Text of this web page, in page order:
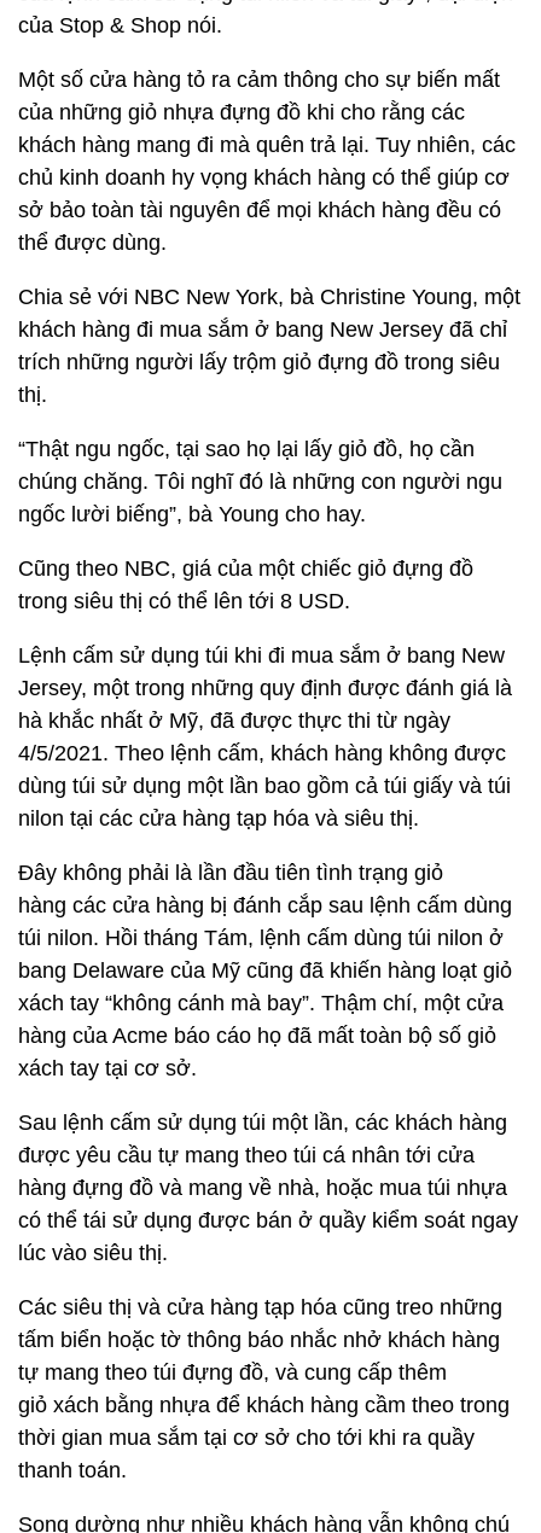
của Stop & Shop nói.
Một số cửa hàng tỏ ra cảm thông cho sự biến mất
của những giỏ nhựa đựng đồ khi cho rằng các
khách hàng mang đi mà quên trả lại. Tuy nhiên, các
chủ kinh doanh hy vọng khách hàng có thể giúp cơ
sở bảo toàn tài nguyên để mọi khách hàng đều có
thể được dùng.
Chia sẻ với NBC New York, bà Christine Young, một
khách hàng đi mua sắm ở bang New Jersey đã chỉ
trích những người lấy trộm giỏ đựng đồ trong siêu
thị.
“Thật ngu ngốc, tại sao họ lại lấy giỏ đồ, họ cần
chúng chăng. Tôi nghĩ đó là những con người ngu
ngốc lười biếng”, bà Young cho hay.
Cũng theo NBC, giá của một chiếc giỏ đựng đồ
trong siêu thị có thể lên tới 8 USD.
Lệnh cấm sử dụng túi khi đi mua sắm ở bang New
Jersey, một trong những quy định được đánh giá là
hà khắc nhất ở Mỹ, đã được thực thi từ ngày
4/5/2021. Theo lệnh cấm, khách hàng không được
dùng túi sử dụng một lần bao gồm cả túi giấy và túi
nilon tại các cửa hàng tạp hóa và siêu thị.
Đây không phải là lần đầu tiên tình trạng giỏ
hàng các cửa hàng bị đánh cắp sau lệnh cấm dùng
túi nilon. Hồi tháng Tám, lệnh cấm dùng túi nilon ở
bang Delaware của Mỹ cũng đã khiến hàng loạt giỏ
xách tay “không cánh mà bay”. Thậm chí, một cửa
hàng của Acme báo cáo họ đã mất toàn bộ số giỏ
xách tay tại cơ sở.
Sau lệnh cấm sử dụng túi một lần, các khách hàng
được yêu cầu tự mang theo túi cá nhân tới cửa
hàng đựng đồ và mang về nhà, hoặc mua túi nhựa
có thể tái sử dụng được bán ở quầy kiểm soát ngay
lúc vào siêu thị.
Các siêu thị và cửa hàng tạp hóa cũng treo những
tấm biển hoặc tờ thông báo nhắc nhở khách hàng
tự mang theo túi đựng đồ, và cung cấp thêm
giỏ xách bằng nhựa để khách hàng cầm theo trong
thời gian mua sắm tại cơ sở cho tới khi ra quầy
thanh toán.
Song dường như nhiều khách hàng vẫn không chú